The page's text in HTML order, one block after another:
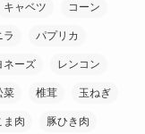
キャベツ コーン
ラ パプリカ
ネーズ レンコン
菜 椎茸 玉ねぎ
ま肉 豚ひき肉